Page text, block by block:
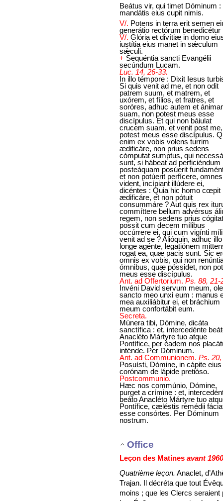
Beátus vir, qui timet Dóminum :
mandátis eius cupit nimis.
V/. Potens in terra erit semen
generátio rectórum benedicétur
V/. Glória et divítiæ in domo
iustítia eius manet in sǽculum
sǽculi.
+ Sequéntia sancti Evangélii
secúndum Lucam.
Luc. 14, 26-33.
In illo témpore : Dixit Iesus
Si quis venit ad me, et non odit
patrem suum, et matrem, et
uxórem, et fílios, et fratres, et
soróres, adhuc autem et
suam, non potest meus esse
discípulus. Et qui non báiulat
crucem suam, et venit post
potest meus esse discípulus.
enim ex vobis volens turrim
ædificáre, non prius sedens
cómputat sumptus, qui
sunt, si hábeat ad perficiéndum
posteáquam posúerit
et non potúerit perfícere,
vident, incípiant illúdere ei,
dicéntes : Quia hic homo cœpit
ædificáre, et non pótuit
consummáre ? Aut quis rex
commíttere bellum advérsus
regem, non sedens prius
possit cum decem mílibus
occúrrere ei, qui cum vigínti
venit ad se ? Alióquin, adhuc illo
longe agénte, legatiónem
rogat ea, quæ pacis sunt. Sic
omnis ex vobis, qui non
ómnibus, quæ póssidet, non
meus esse discípulus.
Ant. ad Offertorium. Ps. 88, 21-
Invéni David servum meum,
sancto meo unxi eum : manus
mea auxiliábitur ei, et bráchium
meum confortábit eum.
Secreta.
Múnera tibi, Dómine, dicáta
sanctífica : et, intercedénte
Anacléto Mártyre tuo atque
Pontífice, per éadem nos
inténde. Per Dóminum.
Ant. ad Communionem. Ps. 20,
Posuísti, Dómine, in cápite eius
corónam de lápide pretióso.
Postcommunio.
Hæc nos commúnio, Dómine,
purget a crímine : et,
beáto Anacléto Mártyre tuo
Pontífice, cæléstis remédii
esse consórtes. Per Dóminum
nostrum.
Office
Leçon des Matines avant 1960
Quatrième leçon. Anaclet,
Trajan. Il décréta que tout
moins ; que les Clercs